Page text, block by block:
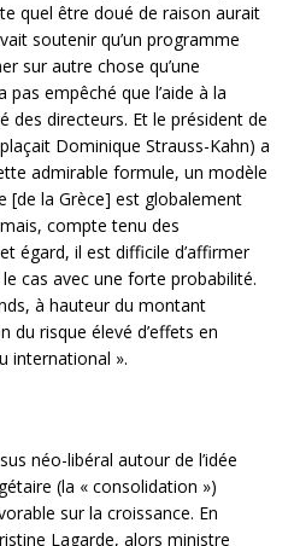
quel être doué de raison aurait
soutenir qu’un programme
sur autre chose qu’une
pas empêché que l’aide à la
des directeurs. Et le président de
Dominique Strauss-Kahn) a
admirable formule, un modèle
[de la Grèce] est globalement
compte tenu des
égard, il est difficile d’affirmer
cas avec une forte probabilité.
à hauteur du montant
du risque élevé d’effets en
international ».
néo-libéral autour de l’idée
(la « consolidation »)
sur la croissance. En
Lagarde, alors ministre